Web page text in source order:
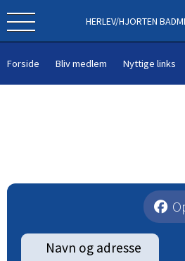
Forside Bliv medlem Nyttige links
HERLEV/HJORTEN
Navn og adresse